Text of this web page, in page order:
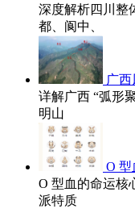
深度解析四川整
都、阆中、
广
详解广西 “弧形
明山
O 型
O 型血的命运核
派特质